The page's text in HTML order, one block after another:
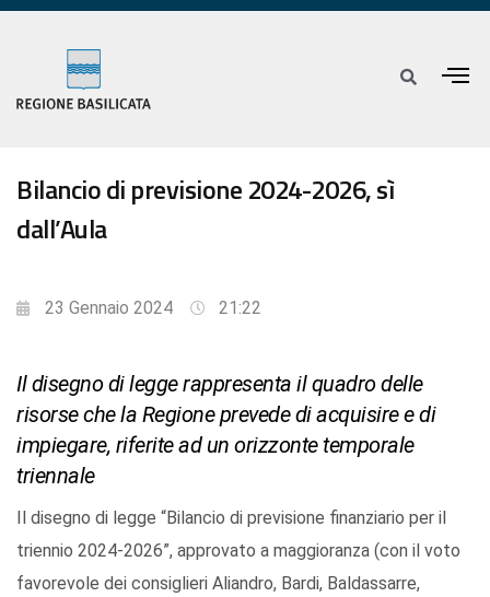
Bilancio di previsione 2024-2026, sì
dall’Aula
23 Gennaio 2024 21:22
Il disegno di legge rappresenta il quadro delle
risorse che la Regione prevede di acquisire e di
impiegare, riferite ad un orizzonte temporale
triennale
Il disegno di legge “Bilancio di previsione finanziario per il
triennio 2024-2026”, approvato a maggioranza (con il voto
favorevole dei consiglieri Aliandro, Bardi, Baldassarre,